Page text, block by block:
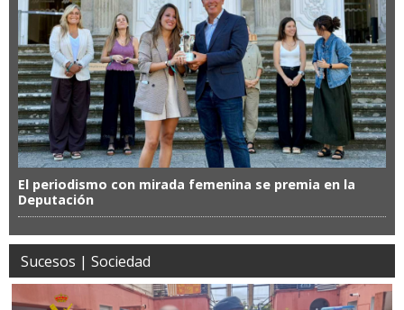
El periodismo con mirada femenina se premia en la
Deputación
Sucesos | Sociedad